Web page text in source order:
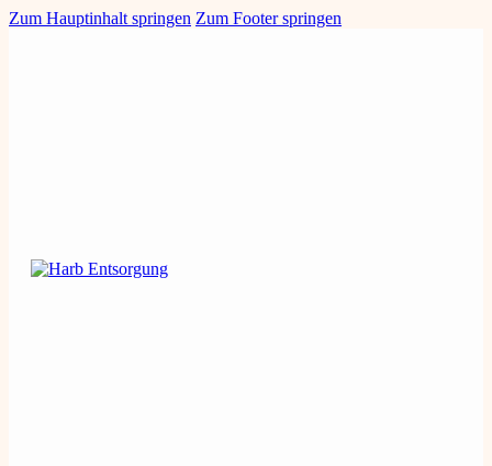
Zum Hauptinhalt springen Zum Footer springen